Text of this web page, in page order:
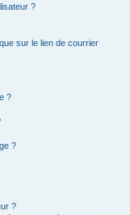
?
sur le lien de courrier
?
?
?